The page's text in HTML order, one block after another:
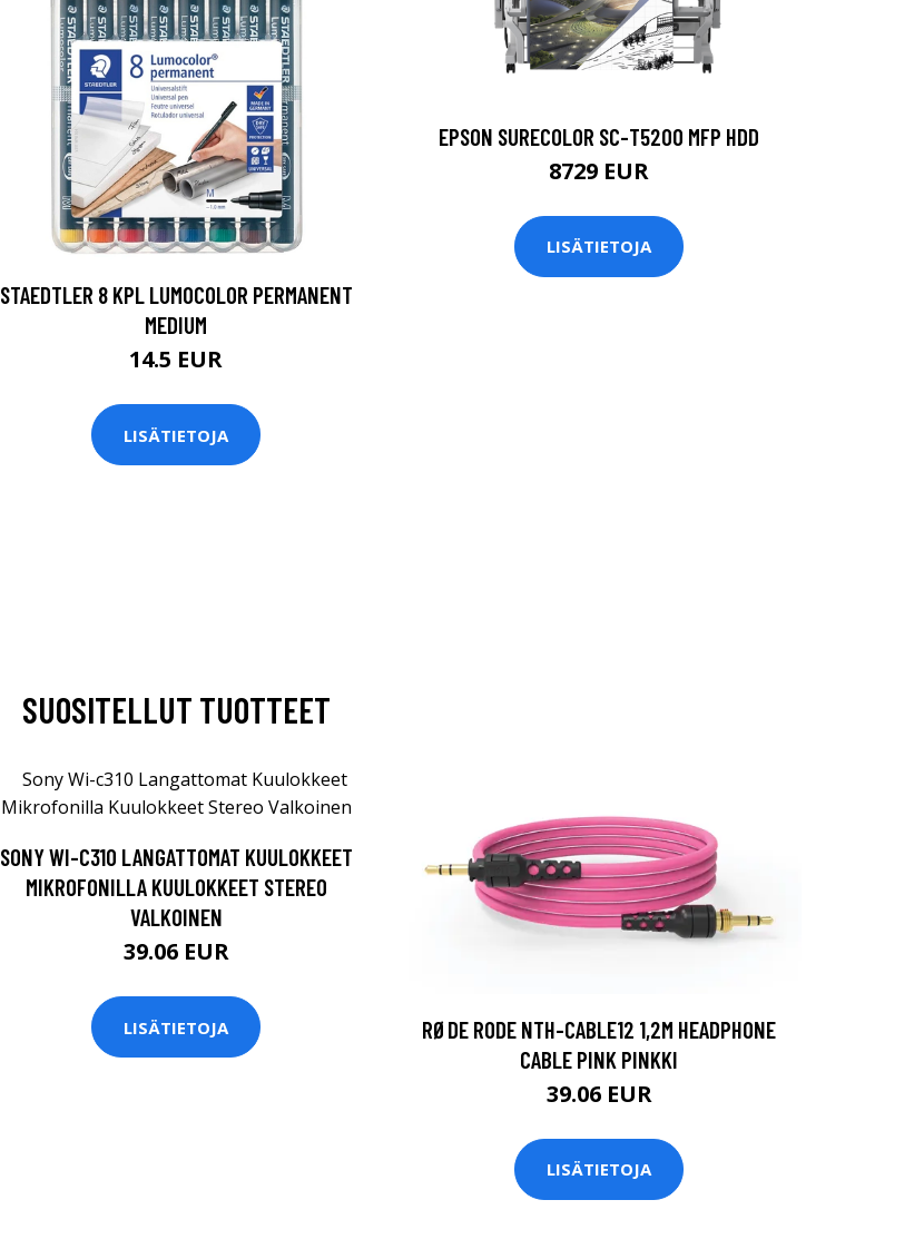
STAEDTLER 8 KPL LUMOCOLOR PERMANENT
MEDIUM
14.5 EUR
LISÄTIETOJA
EPSON SURECOLOR SC-T5200 MFP HDD
8729 EUR
LISÄTIETOJA
SUOSITELLUT TUOTTEET
SONY WI-C310 LANGATTOMAT KUULOKKEET
MIKROFONILLA KUULOKKEET STEREO
VALKOINEN
39.06 EUR
LISÄTIETOJA
RØDE RODE NTH-CABLE12 1,2M HEADPHONE
CABLE PINK PINKKI
39.06 EUR
LISÄTIETOJA